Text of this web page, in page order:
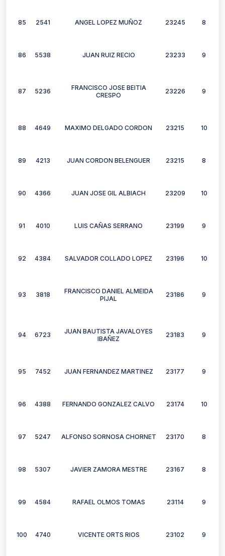
85 2541 ANGEL LOPEZ MUÑOZ 23245 8
86 5538 JUAN RUIZ RECIO 23233 9
87 5236
FRANCISCO JOSE BEITIA
CRESPO
23226 9
88 4649 MAXIMO DELGADO CORDON 23215 10
89 4213 JUAN CORDON BELENGUER 23215 8
90 4366 JUAN JOSE GIL ALBIACH 23209 10
91 4010 LUIS CAÑAS SERRANO 23199 9
92 4384 SALVADOR COLLADO LOPEZ 23196 10
93 3818
FRANCISCO DANIEL ALMEIDA
PIJAL
23186 9
94 6723
JUAN BAUTISTA JAVALOYES
IBAÑEZ
23183 9
95 7452 JUAN FERNANDEZ MARTINEZ 23177 9
96 4388 FERNANDO GONZALEZ CALVO 23174 10
97 5247 ALFONSO SORNOSA CHORNET 23170 8
98 5307 JAVIER ZAMORA MESTRE 23167 8
99 4584 RAFAEL OLMOS TOMAS 23114 9
100 4740 VICENTE ORTS RIOS 23102 9